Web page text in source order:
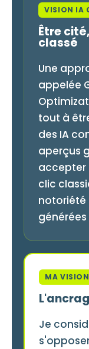
VISION IA
Être
classé
Une
appelée
tout à
des IA
aperçus
accepter
clic
notoriété
MA VISION
Je